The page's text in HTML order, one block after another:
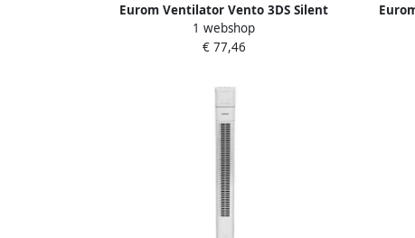
Eurom Ventilator Vento 3DS Silent
Comfort | Wit | 76-94 CM 384925
1 webshop
€ 77,46